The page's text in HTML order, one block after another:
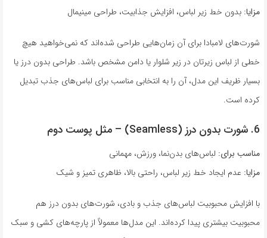
مزایا: بدون خط زیر لباس، افزایش جذابیت، طراحی مینیمال
شورت‌های لامبادا برای آن زمان‌هایی طراحی شده‌اند که نمی‌خواهید هیچ
خطی از لباس زیرتان در زیر شلوار یا دامن مشخص باشد. طراحی بدون درز یا
بسیار ظریف این مدل، آن را به انتخابی مناسب برای لباس‌های جذب تبدیل
کرده است.
6. شورت بدون درز (Seamless) – مثل پوست دوم
مناسب برای: لباس‌های بدن‌نما، ورزش، مهمانی
مزایا: عدم ایجاد خط زیر لباس، راحتی بالا، ظاهری تمیز و شیک
با افزایش محبوبیت لباس‌های جذب و بادی، شورت‌های بدون درز هم
محبوبیت بیشتری پیدا کرده‌اند. این مدل‌ها معمولاً از پارچه‌های کشی و سبک